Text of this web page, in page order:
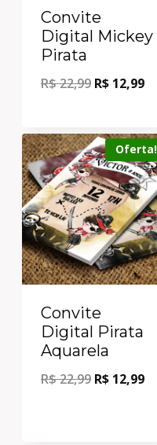
Convite
Digital Mickey
Pirata
R$22,99 R$ 12,99
Oferta!
Convite
Digital Pirata
Aquarela
R$22,99 R$ 12,99